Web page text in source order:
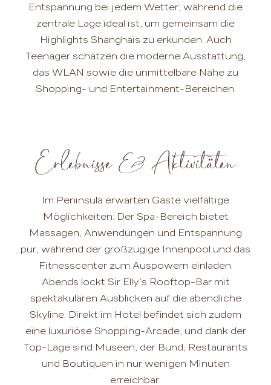
Entspannung bei jedem Wetter, während die
zentrale Lage ideal ist, um gemeinsam die
Highlights Shanghais zu erkunden. Auch
Teenager schätzen die moderne Ausstattung,
das WLAN sowie die unmittelbare Nähe zu
Shopping- und Entertainment-Bereichen.
Erlebnisse & Aktivitäten
Im Peninsula erwarten Gäste vielfältige
Möglichkeiten: Der Spa-Bereich bietet
Massagen, Anwendungen und Entspannung
pur, während der großzügige Innenpool und das
Fitnesscenter zum Auspowern einladen.
Abends lockt Sir Elly’s Rooftop-Bar mit
spektakulären Ausblicken auf die abendliche
Skyline. Direkt im Hotel befindet sich zudem
eine luxuriöse Shopping-Arcade, und dank der
Top-Lage sind Museen, der Bund, Restaurants
und Boutiquen in nur wenigen Minuten
erreichbar.